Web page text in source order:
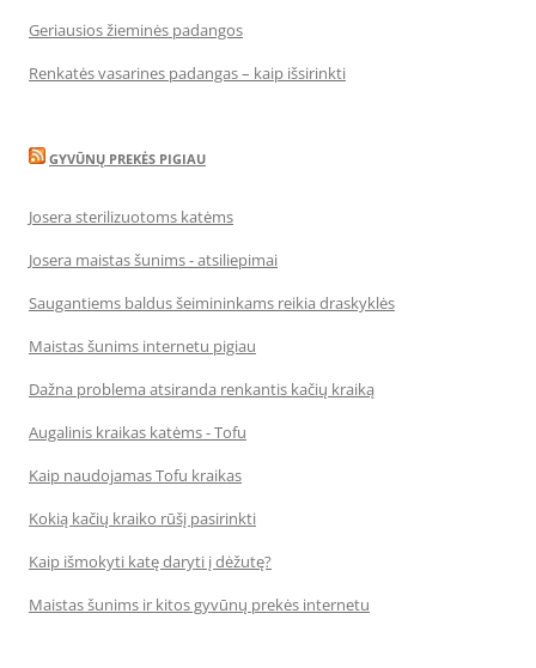
Geriausios žieminės padangos
Renkatės vasarines padangas – kaip išsirinkti
GYVŪNŲ PREKĖS PIGIAU
Josera sterilizuotoms katėms
Josera maistas šunims - atsiliepimai
Saugantiems baldus šeimininkams reikia draskyklės
Maistas šunims internetu pigiau
Dažna problema atsiranda renkantis kačių kraiką
Augalinis kraikas katėms - Tofu
Kaip naudojamas Tofu kraikas
Kokią kačių kraiko rūšį pasirinkti
Kaip išmokyti katę daryti į dėžutę?
Maistas šunims ir kitos gyvūnų prekės internetu